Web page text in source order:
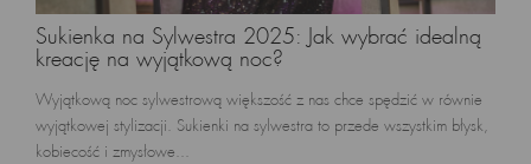
Sukienka na Sylwestra 2025: Jak wybrać idealną
kreację na wyjątkową noc?
Wyjątkową noc sylwestrową większość z nas chce spędzić w równie
wyjątkowej stylizacji. Sukienki na sylwestra to przede wszystkim błysk,
kobiecość i zmysłowe...